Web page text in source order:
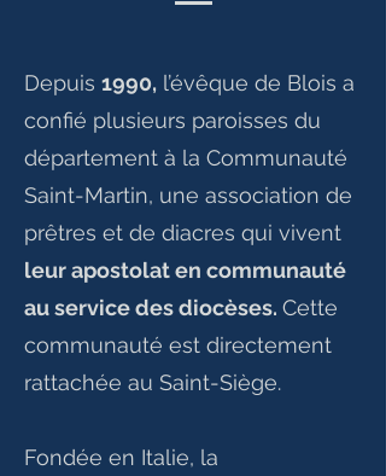
Depuis 1990, l’évêque de Blois a
confié plusieurs paroisses du
département à la Communauté
Saint-Martin, une association de
prêtres et de diacres qui vivent
leur apostolat en communauté
au service des diocèses. Cette
communauté est directement
rattachée au Saint-Siège.
Fondée en Italie, la